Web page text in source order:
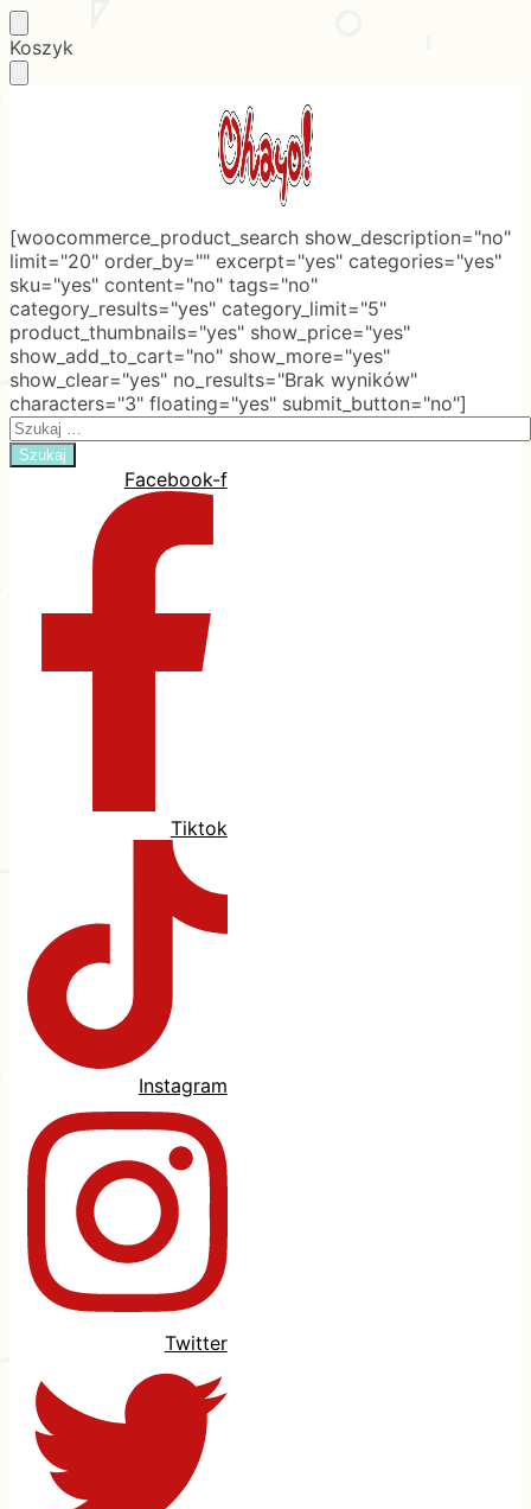
Skip
to
Skip
to
Koszyk
[woocommerce_product_search show_description="no"
limit="20" order_by="" excerpt="yes" categories="yes"
sku="yes" content="no" tags="no"
category_results="yes" category_limit="5"
product_thumbnails="yes" show_price="yes"
show_add_to_cart="no" show_more="yes"
show_clear="yes" no_results="Brak wyników"
characters="3" floating="yes" submit_button="no"]
Search
for:
Facebook-f
Tiktok
Instagram
Twitter